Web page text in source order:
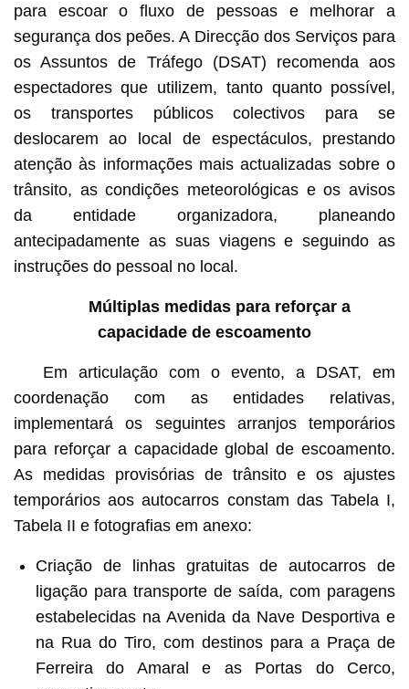
para escoar o fluxo de pessoas e melhorar a
segurança dos peões. A Direcção dos Serviços para
os Assuntos de Tráfego (DSAT) recomenda aos
espectadores que utilizem, tanto quanto possível,
os transportes públicos colectivos para se
deslocarem ao local de espectáculos, prestando
atenção às informações mais actualizadas sobre o
trânsito, as condições meteorológicas e os avisos
da entidade organizadora, planeando
antecipadamente as suas viagens e seguindo as
instruções do pessoal no local.
Múltiplas medidas para reforçar a
capacidade de escoamento
Em articulação com o evento, a DSAT, em
coordenação com as entidades relativas,
implementará os seguintes arranjos temporários
para reforçar a capacidade global de escoamento.
As medidas provisórias de trânsito e os ajustes
temporários aos autocarros constam das Tabela I,
Tabela II e fotografias em anexo:
Criação de linhas gratuitas de autocarros de
ligação para transporte de saída, com paragens
estabelecidas na Avenida da Nave Desportiva e
na Rua do Tiro, com destinos para a Praça de
Ferreira do Amaral e as Portas do Cerco,